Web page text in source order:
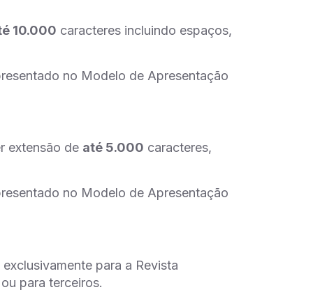
10.000 caracteres incluindo espaços,
no Modelo de Apresentação
extensão de até 5.000 caracteres,
no Modelo de Apresentação
para a Revista
para terceiros.